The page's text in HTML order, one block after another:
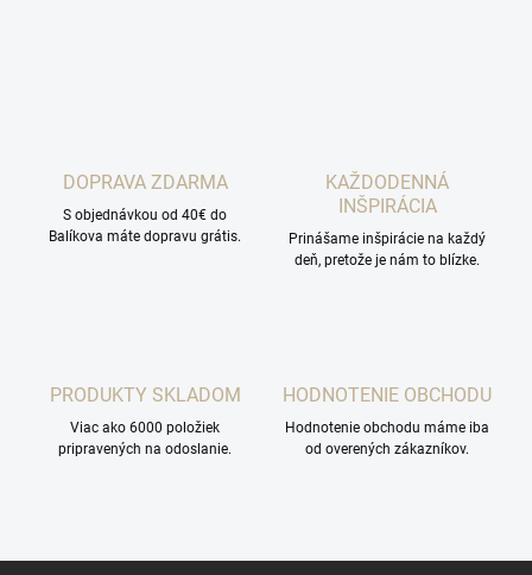
DOPRAVA ZDARMA
S objednávkou od 40€ do
Balíkova máte dopravu grátis.
KAŽDODENNÁ
INŠPIRÁCIA
Prinášame inšpirácie na každý
deň, pretože je nám to blízke.
PRODUKTY SKLADOM
Viac ako 6000 položiek
pripravených na odoslanie.
HODNOTENIE OBCHODU
Hodnotenie obchodu máme iba
od overených zákazníkov.